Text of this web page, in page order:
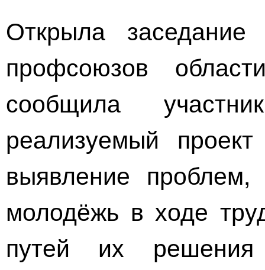
Открыла заседание
профсоюзов
сообщила
реализуемый
выявление проблем,
молодёжь в ходе
путей их решения